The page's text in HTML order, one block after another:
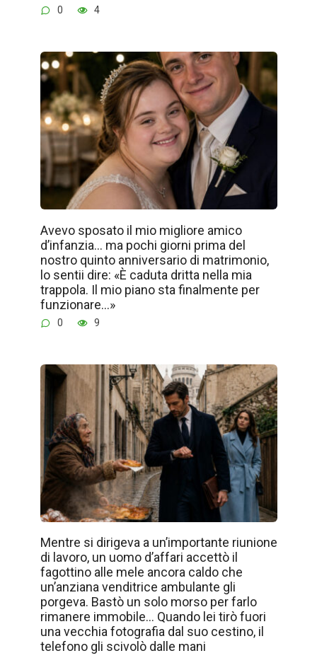
0 4
Avevo sposato il mio migliore amico
d’infanzia… ma pochi giorni prima del
nostro quinto anniversario di matrimonio,
lo sentii dire: «È caduta dritta nella mia
trappola. Il mio piano sta finalmente per
funzionare…»
0 9
Mentre si dirigeva a un’importante riunione
di lavoro, un uomo d’affari accettò il
fagottino alle mele ancora caldo che
un’anziana venditrice ambulante gli
porgeva. Bastò un solo morso per farlo
rimanere immobile… Quando lei tirò fuori
una vecchia fotografia dal suo cestino, il
telefono gli scivolò dalle mani